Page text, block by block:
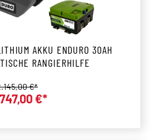
AKKU ENDURO 30AH
RANGIERHILFE
Verkaufspreis:
€*
Preis:
€*